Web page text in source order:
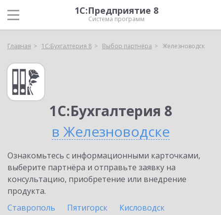
1С:Предприятие 8
Система программ
Главная 1С:Бухгалтерия 8 Выбор партнёра Железноводск
1С:Бухгалтерия 8
в Железноводске
Ознакомьтесь с информационными карточками,
выберите партнёра и отправьте заявку на
консультацию, приобретение или внедрение
продукта.
Ставрополь
Пятигорск
Кисловодск